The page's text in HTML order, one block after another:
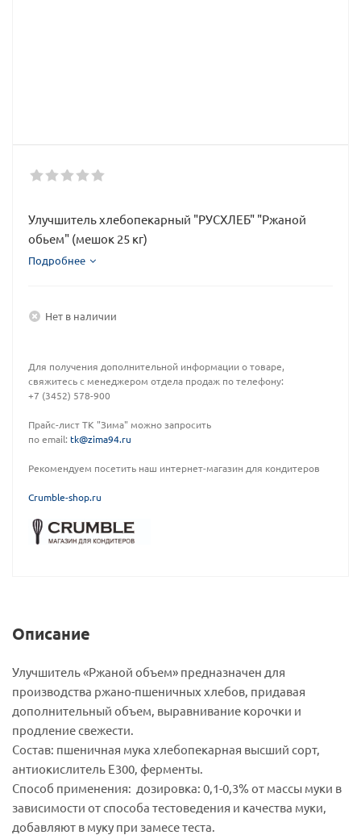
Улучшитель хлебопекарный "РУСХЛЕБ" "Ржаной
обьем" (мешок 25 кг)
Подробнее
Нет в наличии
Для получения дополнительной информации о товаре,
свяжитесь с менеджером отдела продаж по телефону:
+7 (3452) 578-900
Прайс-лист ТК "Зима" можно запросить
по email: tk@zima94.ru
Рекомендуем посетить наш интернет-магазин для кондитеров
Crumble-shop.ru
Описание
Улучшитель «Ржаной объем» предназначен для
производства ржано-пшеничных хлебов, придавая
дополнительный объем, выравнивание корочки и
продление свежести.
Состав: пшеничная мука хлебопекарная высший сорт,
антиокислитель Е300, ферменты.
Способ применения: дозировка: 0,1-0,3% от массы муки в
зависимости от способа тестоведения и качества муки,
добавляют в муку при замесе теста.